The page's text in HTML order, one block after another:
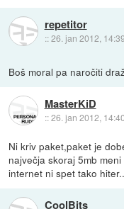
repetitor
::26. jan 2012, 14:39
Boš moral pa naročiti
MasterKiD
::26. jan 2012, 14:40
Ni kriv paket,paket je
največja skoraj 5mb
internet ni spet tako
CoolBits